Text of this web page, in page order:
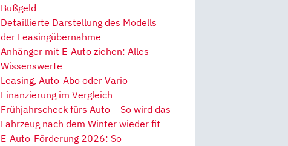
Bußgeld
Detaillierte Darstellung des Modells
der Leasingübernahme
Anhänger mit E-Auto ziehen: Alles
Wissenswerte
Leasing, Auto-Abo oder Vario-
Finanzierung im Vergleich
Frühjahrscheck fürs Auto – So wird das
Fahrzeug nach dem Winter wieder fit
E-Auto-Förderung 2026: So